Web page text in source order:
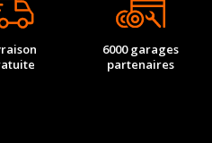
6000 garages
partenaires